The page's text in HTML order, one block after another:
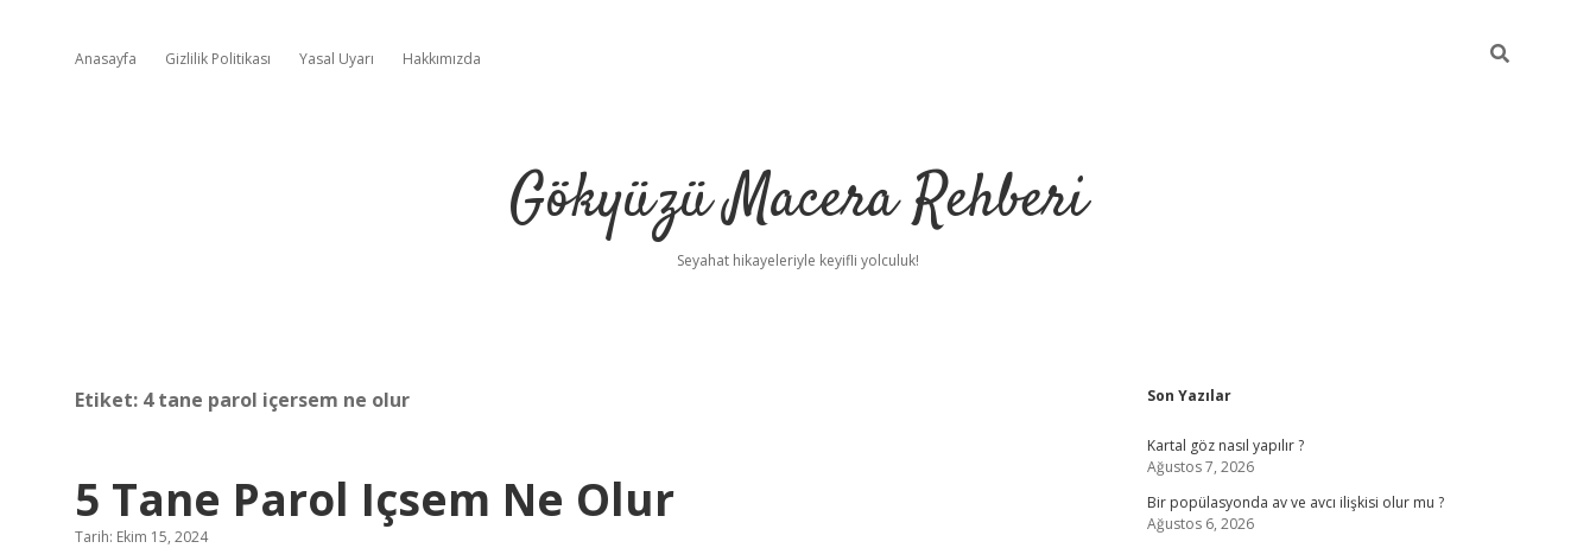
Anasayfa Gizlilik Politikası Yasal Uyarı Hakkımızda
Gökyüzü Macera Rehberi
Seyahat hikayeleriyle keyifli yolculuk!
Etiket: 4 tane parol içersem ne olur
5 Tane Parol Içsem Ne Olur
Tarih: Ekim 15, 2024
Sidebar
Son Yazılar
Kartal göz nasıl yapılır ?
Ağustos 7, 2026
Bir popülasyonda av ve avcı ilişkisi olur mu ?
Ağustos 6, 2026